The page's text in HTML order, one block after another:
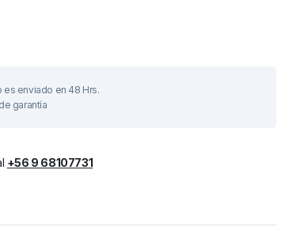
es enviado en 48 Hrs.
garantía
+56 9 68107731